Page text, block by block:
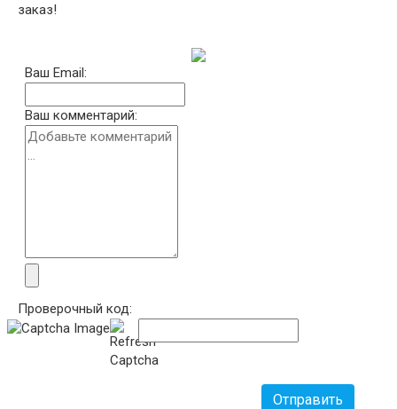
заказ!
Ваш Email:
Ваш комментарий:
Проверочный код:
Отправить